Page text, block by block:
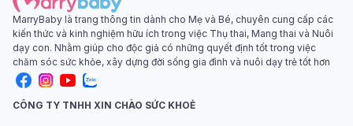
MarryBaby là trang thông tin dành cho Mẹ và Bé, chuyên cung cấp các
kiến thức và kinh nghiệm hữu ích trong việc Thụ thai, Mang thai và Nuôi
dạy con. Nhằm giúp cho độc giả có những quyết định tốt trong việc
chăm sóc sức khỏe, xây dựng đời sống gia đình và nuôi dạy trẻ tốt hơn
CÔNG TY TNHH XIN CHÀO SỨC KHOẺ